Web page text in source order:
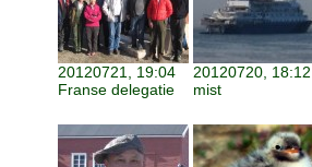
20120721, 19:04
Franse delegatie
20120720, 18:12
mist